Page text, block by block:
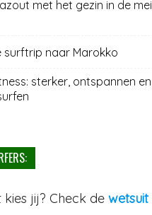
met het gezin in de
surftrip naar Marokko
sterker, ontspannen
kies jij? Check de